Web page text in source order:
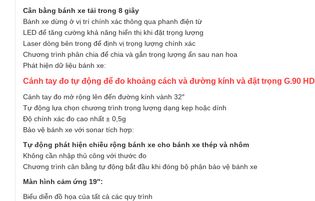
Cân bằng bánh xe tải trong 8 giây
Bánh xe dừng ở vị trí chính xác thông qua phanh điện từ
LED để tăng cường khả năng hiển thị khi đặt trọng lượng
Laser dòng bên trong để định vị trọng lượng chính xác
Chương trình phân chia để chia và gắn trọng lượng ẩn sau nan hoa
Phát hiện dữ liệu bánh xe:
Cánh tay đo tự động để đo khoảng cách và đường kính và đặt trọng G.90 HD
Cánh tay đo mở rộng lên đến đường kính vành 32″
Tự động lựa chọn chương trình trọng lượng dạng kẹp hoặc dính
Độ chính xác đo cao nhất ± 0,5g
Bảo vệ bánh xe với sonar tích hợp:
Tự động phát hiện chiều rộng bánh xe cho bánh xe thép và nhôm
Không cần nhập thủ công với thước đo
Chương trình cân bằng tự động bắt đầu khi đóng bộ phận bảo vệ bánh xe
Màn hình cảm ứng 19″:
Biểu diễn đồ họa của tất cả các quy trình